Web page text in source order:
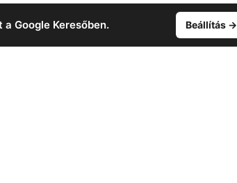
Google Keresőben. Beállítás →